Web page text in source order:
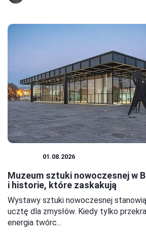
01.08.2026
Muzeum sztuki nowoczesnej w
i historie, które zaskakują
Wystawy sztuki nowoczesnej
ucztę dla zmysłów. Kiedy tylko
energia twórc...